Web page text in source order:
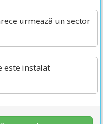
urmează un sector
este instalat